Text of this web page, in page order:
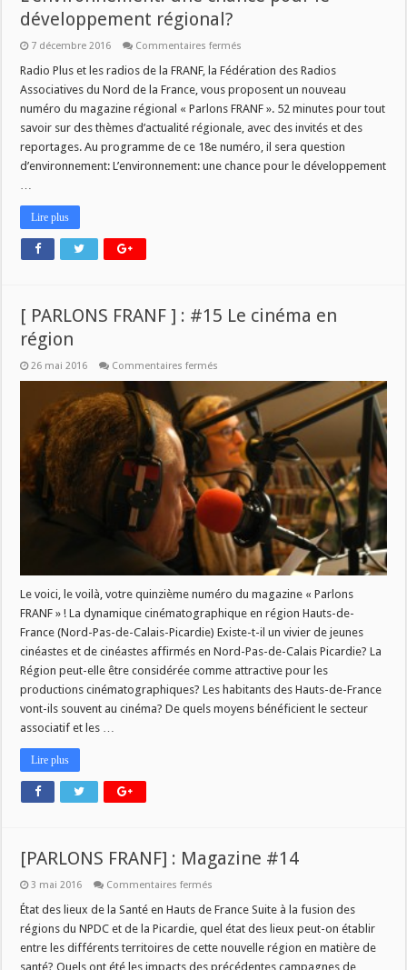
développement régional?
7 décembre 2016 Commentaires fermés
une
pour
le
développement
régional?
Radio Plus et les radios de la FRANF, la Fédération des Radios
Associatives du Nord de la France, vous proposent un nouveau
numéro du magazine régional « Parlons FRANF ». 52 minutes pour tout
savoir sur des thèmes d’actualité régionale, avec des invités et des
reportages. Au programme de ce 18e numéro, il sera question
d’environnement: L’environnement: une chance pour le développement
Lire plus
[ PARLONS FRANF ] : #15 Le cinéma en
région
26 mai 2016 Commentaires fermés
FRANF
]
:
#15
cinéma
en
région
Le voici, le voilà, votre quinzième numéro du magazine « Parlons
FRANF » ! La dynamique cinématographique en région Hauts-de-
France (Nord-Pas-de-Calais-Picardie) Existe-t-il un vivier de jeunes
cinéastes et de cinéastes affirmés en Nord-Pas-de-Calais Picardie? La
Région peut-elle être considérée comme attractive pour les
productions cinématographiques? Les habitants des Hauts-de-France
vont-ils souvent au cinéma? De quels moyens bénéficient le secteur
associatif et les …
Lire plus
[PARLONS FRANF] : Magazine #14
3 mai 2016 Commentaires fermés
FRANF]
Magazine
#14
État des lieux de la Santé en Hauts de France Suite à la fusion des
régions du NPDC et de la Picardie, quel état des lieux peut-on établir
entre les différents territoires de cette nouvelle région en matière de
santé? Quels ont été les impacts des précédentes campagnes de